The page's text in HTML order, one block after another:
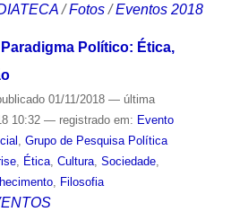
/Fotos /Eventos 2018
Político: Ética,
01/11/2018 — última
10:32 — registrado em: Evento
, Grupo de Pesquisa Política
, Ética, Cultura, Sociedade,
, Filosofia